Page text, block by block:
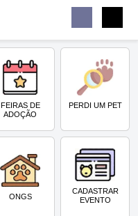
FEIRAS DE
ADOÇÃO
PERDI UM PET
ONGS
CADASTRAR
EVENTO